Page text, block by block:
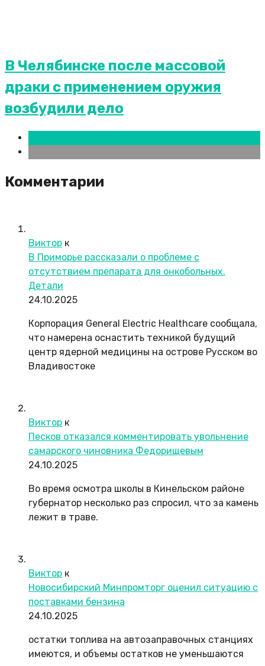
В Челябинске после массовой
драки с применением оружия
возбудили дело
Комментарии
Виктор к
В Приморье рассказали о проблеме с
отсутствием препарата для онкобольных.
Детали
24.10.2025
Корпорация General Electric Healthcare сообщала,
что намерена оснастить техникой будущий
центр ядерной медицины на острове Русском во
Владивостоке
Виктор к
Песков отказался комментировать увольнение
самарского чиновника Федорищевым
24.10.2025
Во время осмотра школы в Кинельском районе
губернатор несколько раз спросил, что за камень
лежит в траве.
Виктор к
Новосибирский Минпромторг оценил ситуацию с
поставками бензина
24.10.2025
остатки топлива на автозаправочных станциях
имеются, и объемы остатков не уменьшаются